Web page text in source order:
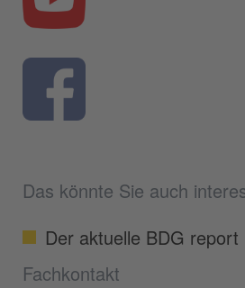
Das könnte Sie auch
Der aktuelle BDG report
Fachkontakt